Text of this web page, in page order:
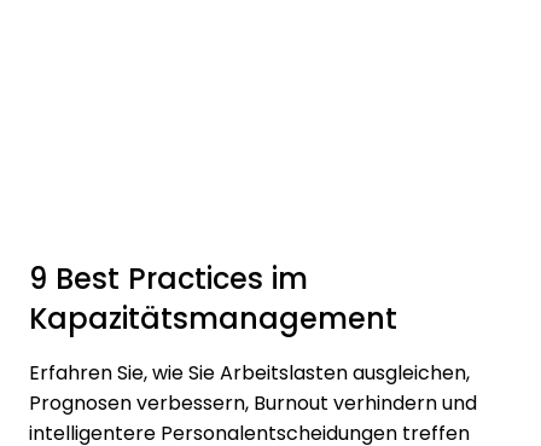
9 Best Practices im
Kapazitätsmanagement
Erfahren Sie, wie Sie Arbeitslasten ausgleichen,
Prognosen verbessern, Burnout verhindern und
intelligentere Personalentscheidungen treffen